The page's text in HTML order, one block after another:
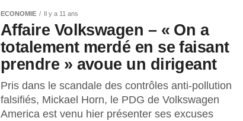
ECONOMIE Il y a 11 ans
Affaire Volkswagen – « On a
totalement merdé en se faisant
prendre » avoue un dirigeant
Pris dans le scandale des contrôles anti-pollution
falsifiés, Mickael Horn, le PDG de Volkswagen
America est venu hier présenter ses excuses